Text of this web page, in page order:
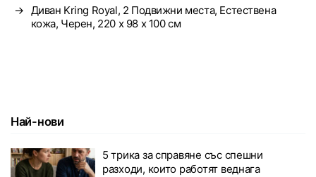
→ Диван Kring Royal, 2 Подвижни места, Естествена
кожа, Черен, 220 x 98 x 100 см
Най-нови
5 трика за справяне със спешни
разходи, които работят веднага